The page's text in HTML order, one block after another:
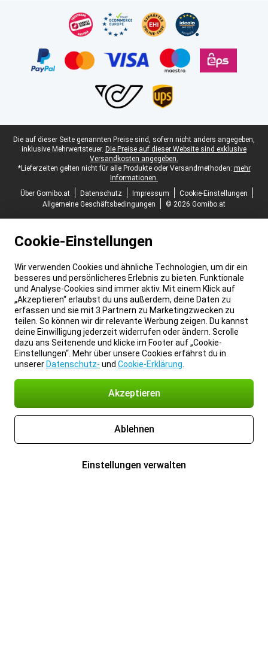
Juristische Fußzeile
Die auf dieser Seite genannten Preise sind, sofern nicht anders angegeben,
inklusive Mehrwertsteuer. Die Preise auf dieser Website sind exklusive
Versandkosten angegeben.
*Lieferzeiten gelten nicht für alle Produkte oder Versandmethoden: mehr
Informationen.
Über Gomibo.at
Datenschutz Impressum
Cookie-Einstellungen
Allgemeine Geschäftsbedingungen
© 2026 Gomibo.at
Cookie-Einstellungen
Wir verwenden Cookies und ähnliche Technologien, um dir ein
besseres und persönlicheres Erlebnis zu bieten. Funktionale
und Analyse-Cookies sind immer aktiv. Mit einem Klick auf
„Akzeptieren“ erlaubst du uns außerdem, deine Daten zu
erfassen und sie mit 3 Partnern zu Marketingzwecken zu
teilen. So können wir dir relevante Werbung zeigen. Du kannst
deine Einwilligung jederzeit widerrufen oder ändern. Scrolle
dazu ans Seitenende und klicke im Footer auf „Cookie-
Einstellungen“. Mehr über unsere Cookies erfährst du in
unserer Datenschutz- und Cookie-Erklärung
Akzeptieren
Ablehnen
Einstellungen verwalten